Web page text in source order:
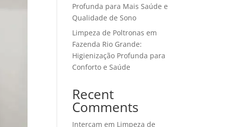
Profunda para Mais Saúde e
Qualidade de Sono
Limpeza de Poltronas em
Fazenda Rio Grande:
Higienização Profunda para
Conforto e Saúde
Recent
Comments
Intercam em Limpeza de